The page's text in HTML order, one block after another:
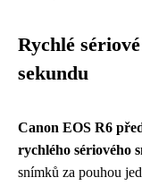
Rychlé
sekundu
Canon EOS R6
rychlého sériového
snímků za pouhou